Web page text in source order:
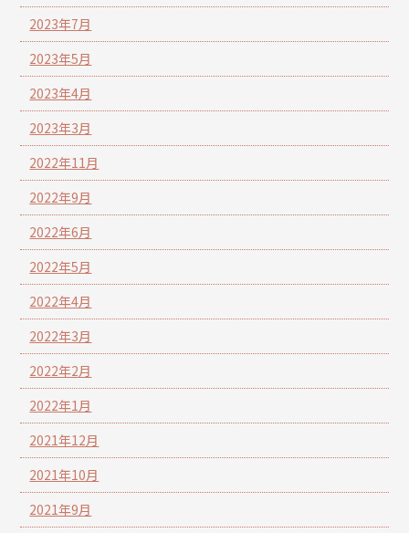
2023年7月
2023年5月
2023年4月
2023年3月
2022年11月
2022年9月
2022年6月
2022年5月
2022年4月
2022年3月
2022年2月
2022年1月
2021年12月
2021年10月
2021年9月